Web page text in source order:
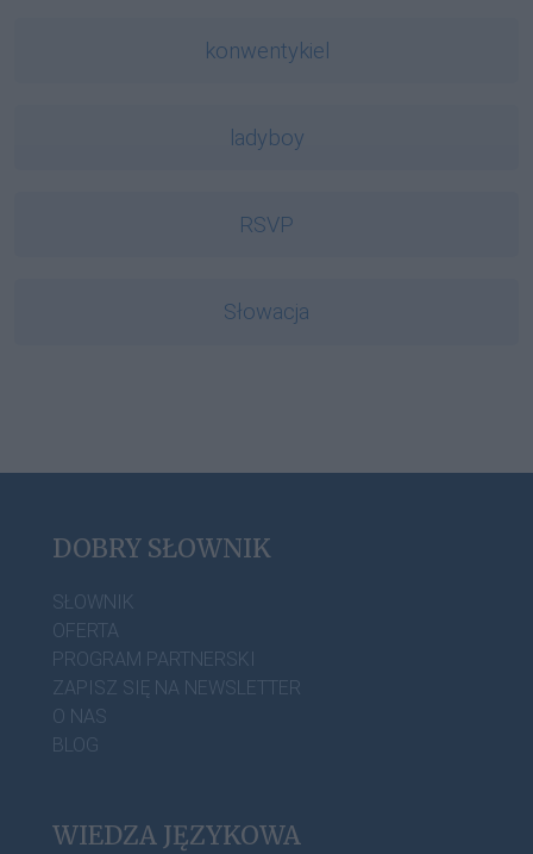
konwentykiel
ladyboy
RSVP
Słowacja
DOBRY SŁOWNIK
SŁOWNIK
OFERTA
PROGRAM PARTNERSKI
ZAPISZ SIĘ NA NEWSLETTER
O NAS
BLOG
WIEDZA JĘZYKOWA